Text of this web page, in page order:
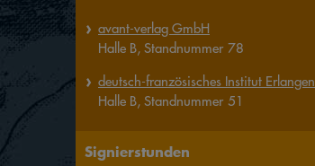
avant-verlag GmbH
Halle B, Standnummer 78
deutsch-französisches Institut Erlangen
Halle B, Standnummer 51
Signierstunden